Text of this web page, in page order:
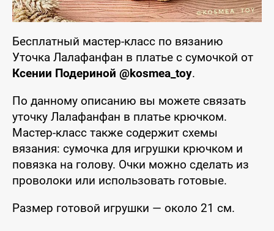
Бесплатный мастер-класс по вязанию
Уточка Лалафанфан в платье с сумочкой от
Ксении Подериной @kosmea_toy.
По данному описанию вы можете связать
уточку Лалафанфан в платье крючком.
Мастер-класс также содержит схемы
вязания: сумочка для игрушки крючком и
повязка на голову. Очки можно сделать из
проволоки или использовать готовые.
Размер готовой игрушки — около 21 см.